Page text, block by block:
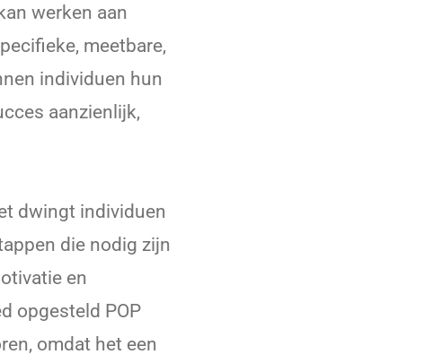
werken aan
meetbare,
individuen hun
aanzienlijk,
dwingt individuen
die nodig zijn
en
opgesteld POP
omdat het een